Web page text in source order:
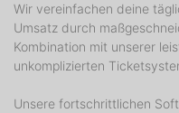
Wir vereinfachen deine
Umsatz durch
Kombination mit unserer
unkomplizierten
Unsere fortschrittlichen